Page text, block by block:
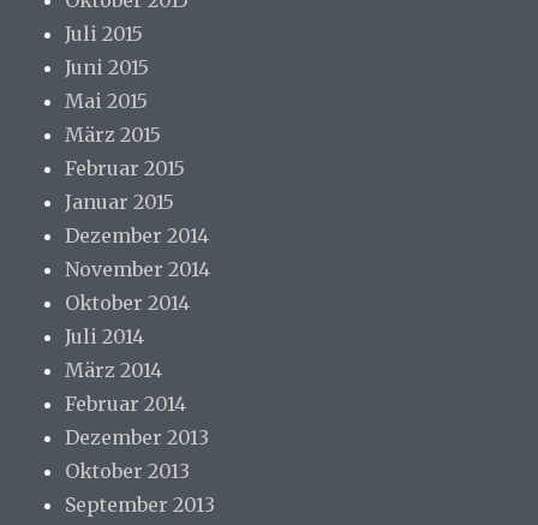
Juli 2015
Juni 2015
Mai 2015
März 2015
Februar 2015
Januar 2015
Dezember 2014
November 2014
Oktober 2014
Juli 2014
März 2014
Februar 2014
Dezember 2013
Oktober 2013
September 2013